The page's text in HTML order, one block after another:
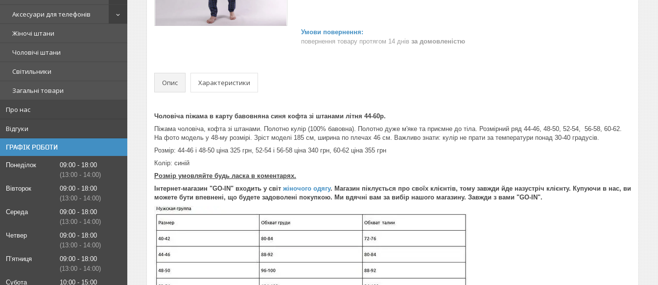
Аксесуари для телефонів
Жіночі штани
Чоловічі штани
Світильники
Загальні товари
Про нас
Відгуки
ГРАФІК РОБОТИ
Понеділок 09:00
18:00
13:00
14:00
Вівторок
09:00
18:00
13:00
14:00
Середа
09:00
18:00
13:00
14:00
Четвер
09:00
18:00
13:00
14:00
Пʼятниця
09:00
18:00
13:00
14:00
Субота
10:00
15:00
повернення товару протягом 14 днів за домовленістю
Опис Характеристики
Чоловіча піжама в карту бавовняна синя кофта зі штанами літня 44-60р.
Піжама чоловіча, кофта зі штанами. Полотно кулір (100% бавовна). Полотно дуже м'яке та приємне до тіла. Розмірний ряд 44-46, 48-50, 52-54, 56-58, 60-62.
На фото модель у 48-му розмірі. Зріст моделі 185 см, ширина по плечах 46 см. Важливо знати: кулір не прати за температури понад 30-40 градусів.
Розмір: 44-46 і 48-50 ціна 325 грн, 52-54 і 56-58 ціна 340 грн, 60-62 ціна 355 грн
Колір: синій
Розмір умовляйте будь ласка в коментарях.
Інтернет-магазин "GO-IN" входить у світ жіночого одягу. Магазин піклується про своїх клієнтів, тому завжди йде назустріч клієнту. Купуючи в нас, ви
можете бути впевнені, що будете задоволені покупкою. Ми вдячні вам за вибір нашого магазину. Завжди з вами "GO-IN".